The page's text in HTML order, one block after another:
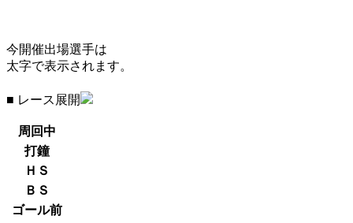
今開催出場選手は
太字で表示されます。
■ レース展開
周回中
打鐘
ＨＳ
ＢＳ
ゴール前